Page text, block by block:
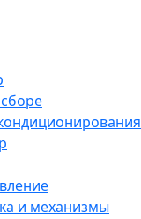
и механизмы